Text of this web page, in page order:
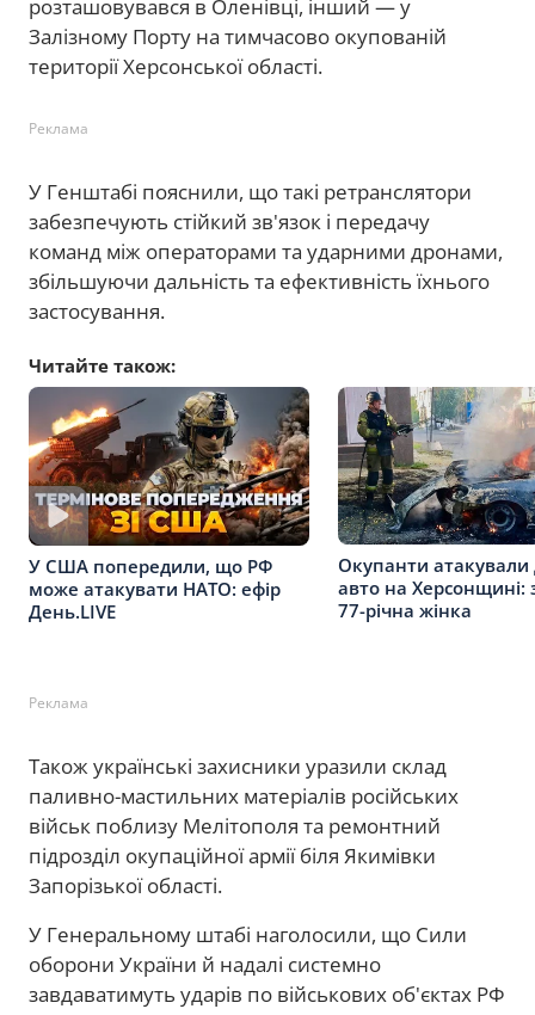
розташовувався в Оленівці, інший — у
Залізному Порту на тимчасово окупованій
території Херсонської області.
Реклама
У Генштабі пояснили, що такі ретранслятори
забезпечують стійкий зв'язок і передачу
команд між операторами та ударними дронами,
збільшуючи дальність та ефективність їхнього
застосування.
Читайте також:
У США попередили, що РФ
може атакувати НАТО: ефір
День.LIVE
Окупанти
авто на Херсонщині:
77-річна жінка
Реклама
Також українські захисники уразили склад
паливно-мастильних матеріалів російських
військ поблизу Мелітополя та ремонтний
підрозділ окупаційної армії біля Якимівки
Запорізької області.
У Генеральному штабі наголосили, що Сили
оборони України й надалі системно
завдаватимуть ударів по військових об'єктах РФ